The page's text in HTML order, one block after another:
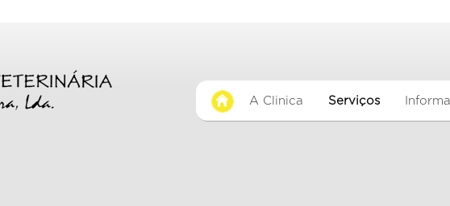
A Clinica Serviços